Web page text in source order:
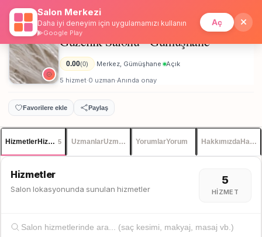
İstanbul Giriş Üye Ol
Anasayfa / Gümüşhane /
Güzellik Salonu - Gümüşhane
0.00(0) ·Merkez, Gümüşhane· Açık
5 hizmet·0 uzman·Anında onay
Favorilere ekle Paylaş
HizmetlerHizmetler
5 UzmanlarUzmanlar YorumlarYorum Hakkımızda
Hizmetler
Salon lokasyonunda sunulan hizmetler
5
HIZMET
Salon Merkezi
Daha iyi deneyim için uygulamamızı kullanın
Google Play
Aç